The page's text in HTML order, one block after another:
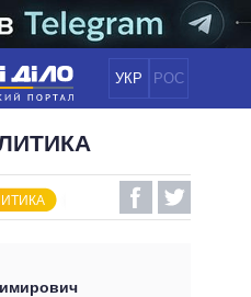
УКР РОС
ПОЛИТИКА
ЭКОНОМИКА
МИР